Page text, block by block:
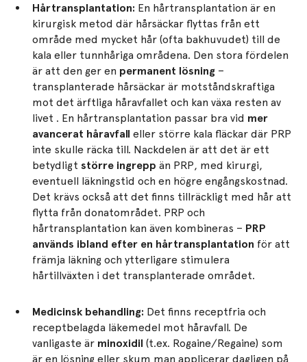
Hårtransplantation: En hårtransplantation är en
kirurgisk metod där hårsäckar flyttas från ett
område med mycket hår (ofta bakhuvudet) till de
kala eller tunnhåriga områdena. Den stora fördelen
är att den ger en permanent lösning–
transplanterade hårsäckar är motståndskraftiga
mot det ärftliga håravfallet och kan växa resten av
livet . En hårtransplantation passar bra vid mer
avancerat håravfall eller större kala fläckar där PRP
inte skulle räcka till. Nackdelen är att det är ett
betydligt större ingrepp än PRP, med kirurgi,
eventuell läkningstid och en högre engångskostnad.
Det krävs också att det finns tillräckligt med hår att
flytta från donatområdet. PRP och
hårtransplantation kan även kombineras – PRP
används ibland efter en hårtransplantation för att
främja läkning och ytterligare stimulera
hårtillväxten i det transplanterade området.
Medicinsk behandling: Det finns receptfria och
receptbelagda läkemedel mot håravfall. De
vanligaste är minoxidil (t.ex. Rogaine/Regaine) som
är en lösning eller skum man applicerar dagligen på